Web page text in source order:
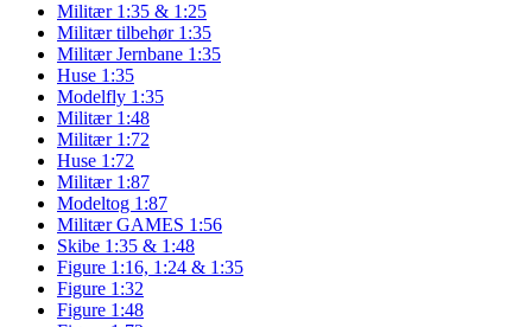
Militær 1:35 & 1:25
Militær tilbehør 1:35
Militær Jernbane 1:35
Huse 1:35
Modelfly 1:35
Militær 1:48
Militær 1:72
Huse 1:72
Militær 1:87
Modeltog 1:87
Militær GAMES 1:56
Skibe 1:35 & 1:48
Figure 1:16, 1:24 & 1:35
Figure 1:32
Figure 1:48